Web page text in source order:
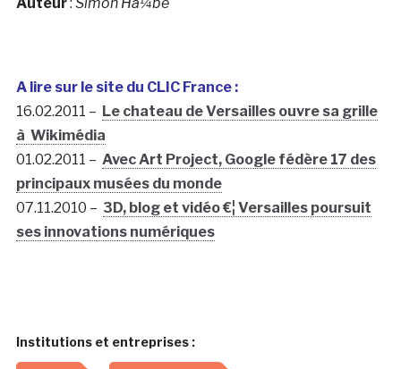
A lire sur le site du CLIC France :
16.02.2011 – Le chateau de Versailles ouvre sa grille
à Wikimédia
01.02.2011 – Avec Art Project, Google fédère 17 des
principaux musées du monde
07.11.2010 – 3D, blog et vidéo €¦ Versailles poursuit
ses innovations numériques
Institutions et entreprises :